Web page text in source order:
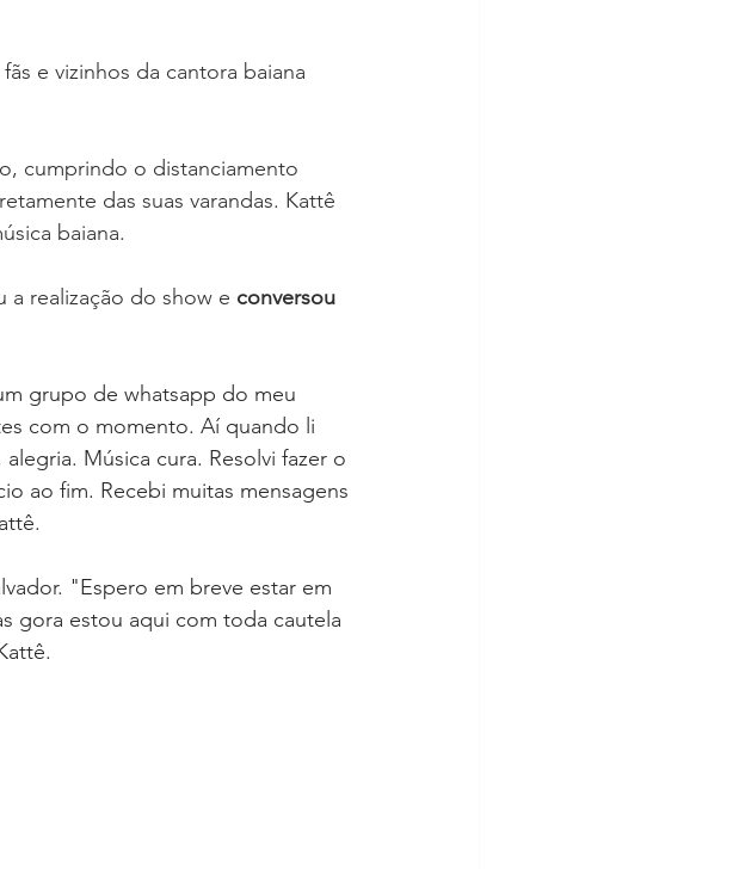
e vizinhos da cantora baiana
cumprindo o distanciamento
das suas varandas. Kattê
baiana.
a realização do show e conversou
grupo de whatsapp do meu
com o momento. Aí quando li
Música cura. Resolvi fazer o
ao fim. Recebi muitas mensagens
"Espero em breve estar em
gora estou aqui com toda cautela